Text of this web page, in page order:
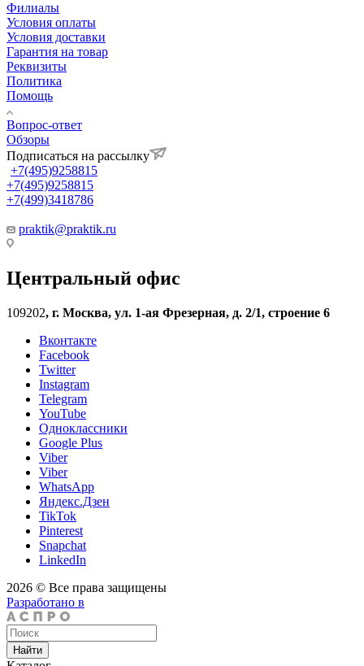
Филиалы
Условия оплаты
Условия доставки
Гарантия на товар
Реквизиты
Политика
Помощь
Вопрос-ответ
Обзоры
Подписаться на рассылку
+7(495)9258815
+7(495)9258815
+7(499)3418786
praktik@praktik.ru
Центральный офис
109202, г. Москва, ул. 1-ая Фрезерная, д. 2/1, строение 6
Вконтакте
Facebook
Twitter
Instagram
Telegram
YouTube
Одноклассники
Google Plus
Viber
Viber
WhatsApp
Яндекс.Дзен
TikTok
Pinterest
Snapchat
LinkedIn
2026 © Все права защищены
Разработано в
Найти